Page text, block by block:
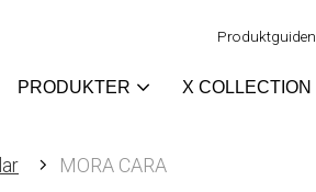
Produktguiden
PRODUKTER X COLLECTION
MORA CARA